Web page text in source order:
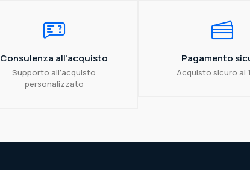
Consulenza all'acquisto
Supporto all'acquisto
personalizzato
Pagamento
Acquisto sicuro al